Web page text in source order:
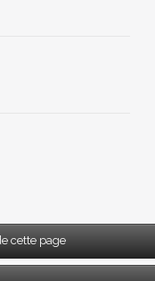
cette page